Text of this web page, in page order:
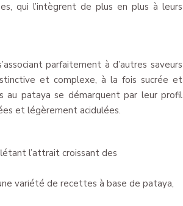
qui l’intègrent de plus en plus à leurs
parfaitement à d’autres saveurs
et complexe, à la fois sucrée et
au pataya se démarquent par leur profil
et légèrement acidulées.
l’attrait croissant des
variété de recettes à base de pataya,